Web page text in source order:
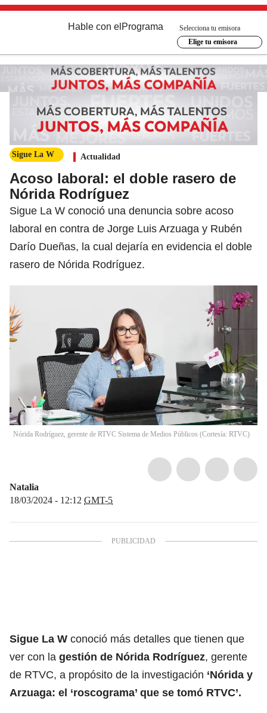
Hable con el Programa
Selecciona tu emisora
Elige tu emisora
Sigue La W Actualidad
Acoso laboral: el doble rasero de
Nórida Rodríguez
Sigue La W conoció una denuncia sobre acoso
laboral en contra de Jorge Luis Arzuaga y Rubén
Darío Dueñas, la cual dejaría en evidencia el doble
rasero de Nórida Rodríguez.
Nórida Rodríguez, gerente de RTVC Sistema de Medios Públicos (Cortesía: RTVC)
Natalia
18/03/2024 - 12:12 GMT-5
Sigue La W conoció más detalles que tienen que
ver con la gestión de Nórida Rodríguez, gerente
de RTVC, a propósito de la investigación ‘Nórida y
Arzuaga: el ‘roscograma’ que se tomó RTVC’.